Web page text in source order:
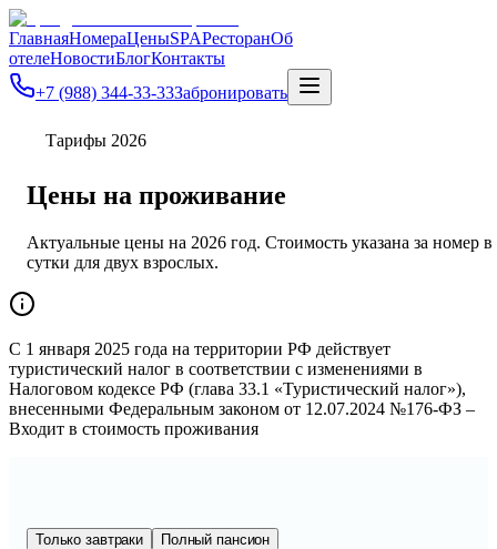
ГлавнаяНомераЦеныSPAРесторанОб
отелеНовостиБлогКонтакты
+7 (988) 344-33-33Забронировать
Тарифы 2026
Цены на проживание
Актуальные цены на 2026 год. Стоимость указана за номер в
сутки для двух взрослых.
С 1 января 2025 года на территории РФ действует
туристический налог в соответствии с изменениями в
Налоговом кодексе РФ (глава 33.1 «Туристический налог»),
внесенными Федеральным законом от 12.07.2024 №176-ФЗ –
Входит в стоимость проживания
Только завтраки Полный пансион